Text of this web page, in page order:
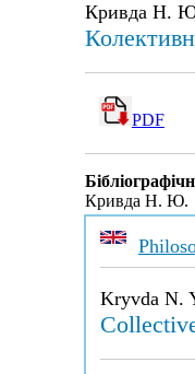
Кривда Н.
PDF
Кривда Н. Ю.
Kryvda N.